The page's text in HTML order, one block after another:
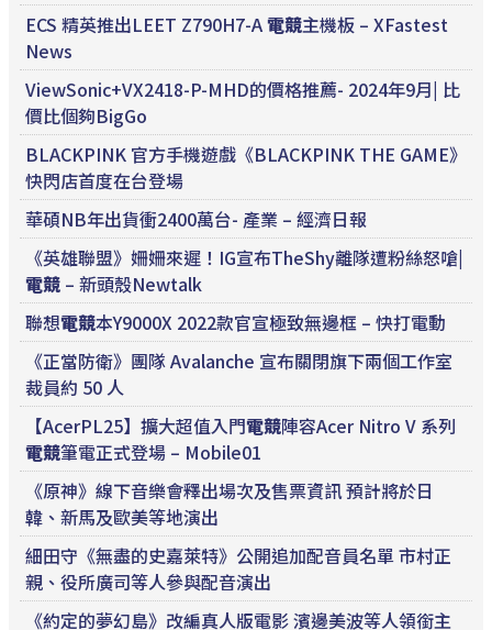
ECS 精英推出LEET Z790H7-A電競主機板 – XFastest
News
ViewSonic+VX2418-P-MHD的價格推薦- 2024年9月| 比
價比個夠BigGo
BLACKPINK 官方手機遊戲《BLACKPINK THE GAME》
快閃店首度在台登場
華碩NB年出貨衝2400萬台- 產業 – 經濟日報
《英雄聯盟》姍姍來遲！IG宣布TheShy離隊遭粉絲怒嗆|
電競 – 新頭殼Newtalk
聯想電競本Y9000X 2022款官宣極致無邊框 – 快打電動
《正當防衛》團隊 Avalanche 宣布關閉旗下兩個工作室
裁員約 50 人
【AcerPL25】擴大超值入門電競陣容Acer Nitro V 系列
電競筆電正式登場 – Mobile01
《原神》線下音樂會釋出場次及售票資訊 預計將於日
韓、新馬及歐美等地演出
細田守《無盡的史嘉萊特》公開追加配音員名單 市村正
親、役所廣司等人參與配音演出
《約定的夢幻島》改編真人版電影 濱邊美波等人領銜主